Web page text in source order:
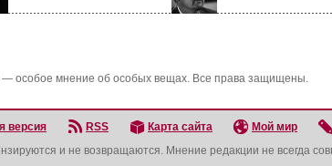
— особое мнение об особых вещах. Все права защищены.
версия RSS Карта сайта Мой мир
и не возвращаются. Мнение редакции не всегда